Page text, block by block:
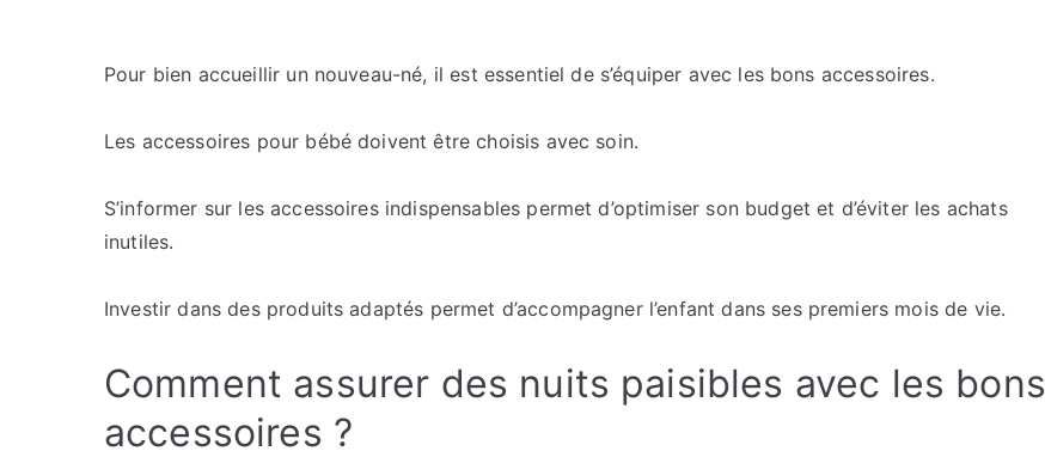
bons
clés
aménagement
harmonieux
Pour bien accueillir un nouveau-né, il est essentiel de s’équiper avec les bons accessoires.
Les accessoires pour bébé doivent être choisis avec soin.
S’informer sur les accessoires indispensables permet d’optimiser son budget et d’éviter les achats
inutiles.
Investir dans des produits adaptés permet d’accompagner l’enfant dans ses premiers mois de vie.
Comment assurer des nuits paisibles avec les bons
accessoires ?